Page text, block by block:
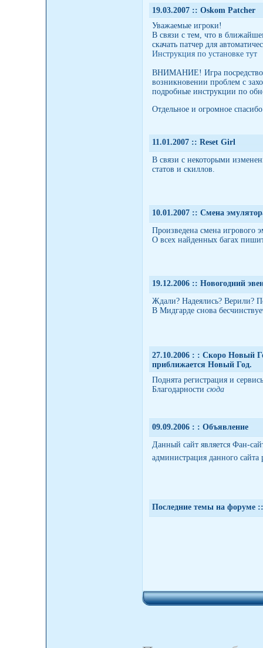
19.03.2007 :: Oskom Patcher
Уважаемые игроки!
В связи с тем, что в
скачать патчер для
Инструкция по установке тут
ВНИМАНИЕ! Игра
возникновении проблем с
подробные инструкции по
Отдельное и огромное
11.01.2007 :: Reset Girl
В связи с некоторыми
статов и скиллов.
10.01.2007 :: Смена
Произведена смена игрового
О всех найденных багах
19.12.2006 :: Новогодний
Ждали? Надеялись? Верили?
В Мидгарде снова
27.10.2006 : : Скоро Новый
приближается Новый Год.
Поднята регистрация и
Благодарности сюда
09.09.2006 : : Объявление
Данный сайт является Фан-
администрация данного
Последние темы на форуме ::